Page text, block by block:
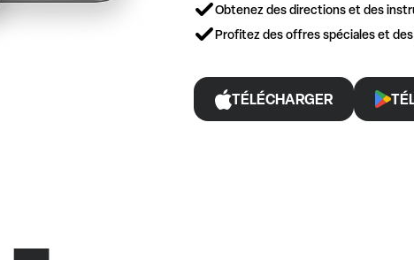
Obtenez des directions et des
Profitez des offres spéciales et
TÉLÉCHARGER